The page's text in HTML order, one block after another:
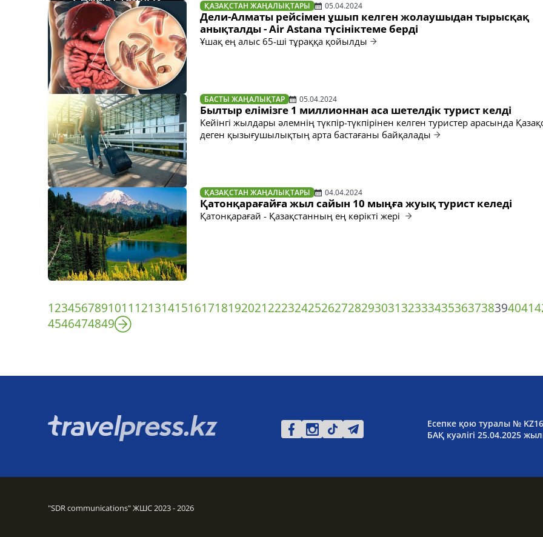
ҚАЗАҚСТАН ЖАҢАЛЫҚТАРЫ 05.04.2024
Дели-Алматы рейсімен ұшып келген жолаушыдан тырысқақ
анықталды - Air Astana түсініктеме берді
Ұшақ ең алыс 65-ші тұраққа қойылды
БАСТЫ ЖАҢАЛЫҚТАР 05.04.2024
Былтыр елімізге 1 миллионнан аса шетелдік турист келді
Кейінгі жылдары әлемнің түкпір-түкпірінен келген туристер арасында
деген қызығушылықтың арта бастағаны байқалады
ҚАЗАҚСТАН ЖАҢАЛЫҚТАРЫ 04.04.2024
Қатонқарағайға жыл сайын 10 мыңға жуық турист келеді
Қатонқарағай - Қазақстанның ең көрікті жері
1234567891011 121314151617181920212223242526272829303132333435363738394041
4546474849
Есепке қою туралы №
БАҚ куәлігі 25.04.2025
"SDR communications" ЖШС 2023 - 2026